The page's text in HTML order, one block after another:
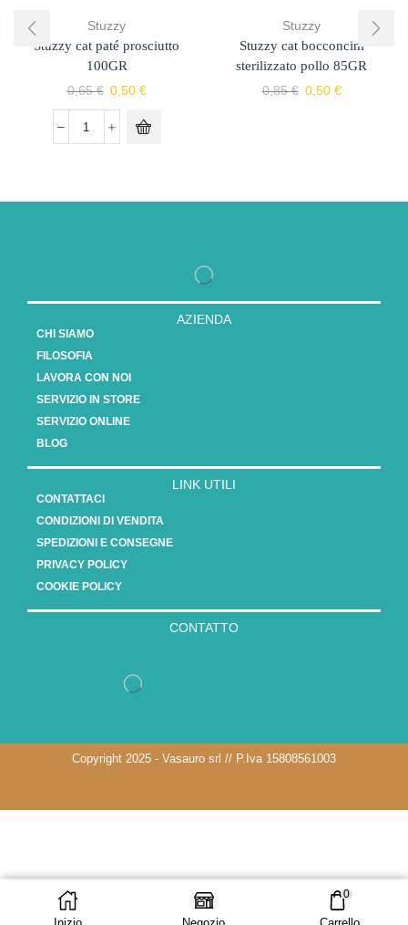
Stuzzy
Stuzzy cat paté prosciutto
100GR
0,65€ 0,50 €
Stuzzy
Stuzzy cat bocconcini
sterilizzato pollo 85GR
0,85€ 0,50 €
AZIENDA
CHI SIAMO
FILOSOFIA
LAVORA CON NOI
SERVIZIO IN STORE
SERVIZIO ONLINE
BLOG
LINK UTILI
CONTATTACI
CONDIZIONI DI VENDITA
SPEDIZIONI E CONSEGNE
PRIVACY POLICY
COOKIE POLICY
CONTATTO
Copyright 2025 - Vasauro srl // P.Iva 15808561003
0